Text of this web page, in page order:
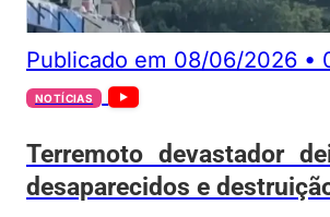
Publicado em 08/06/2026 •
NOTÍCIAS
Terremoto devastador
desaparecidos e